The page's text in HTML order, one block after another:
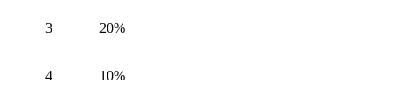
3 20%
4 10%